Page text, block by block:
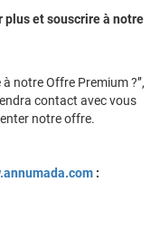
plus et souscrire à notre
notre Offre Premium ?’’,
contact avec vous
notre offre.
: